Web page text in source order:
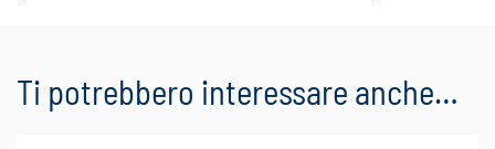
Ti potrebbero interessare anche…